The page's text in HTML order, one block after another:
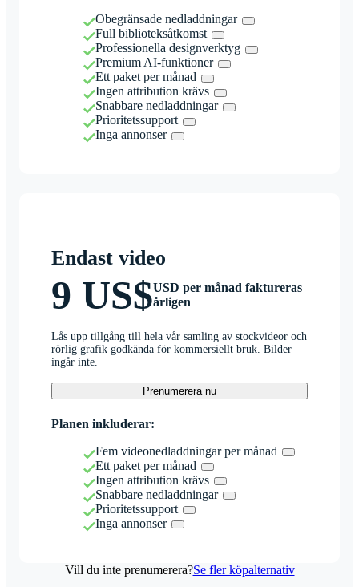
Obegränsade nedladdningar
Full biblioteksåtkomst
Professionella designverktyg
Premium AI-funktioner
Ett paket per månad
Ingen attribution krävs
Snabbare nedladdningar
Prioritetssupport
Inga annonser
Endast video
9 US$USD per månad faktureras
årligen
Lås upp tillgång till hela vår samling av stockvideor och
rörlig grafik godkända för kommersiellt bruk. Bilder
ingår inte.
Prenumerera nu
Planen inkluderar:
Fem videonedladdningar per månad
Ett paket per månad
Ingen attribution krävs
Snabbare nedladdningar
Prioritetssupport
Inga annonser
Vill du inte prenumerera?Se fler köpalternativ